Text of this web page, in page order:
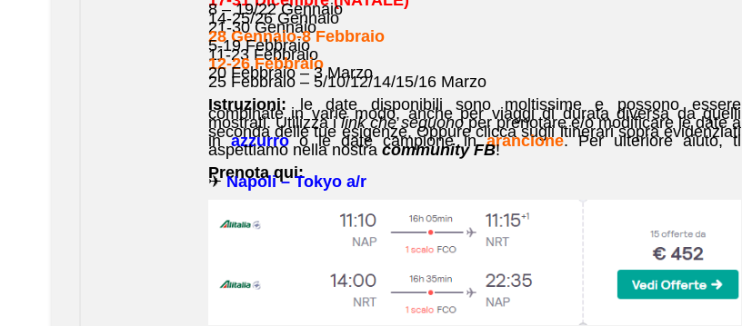
8 – 19/22 Gennaio
14-25/26 Gennaio
21-30 Gennaio
28 Gennaio-8 Febbraio
5-19 Febbraio
11-23 Febbraio
12-26 Febbraio
20 Febbraio – 3 Marzo
25 Febbraio – 5/10/12/14/15/16 Marzo
Istruzioni: le date disponibili sono moltissime e possono essere
combinate in varie modo, anche per viaggi di durata diversa da quelli
mostrati. Utilizza ilink che seguonoper prenotare e/o modificare le date a
seconda delle tue esigenze. Oppure clicca sugli itinerari sopra evidenziati
inazzurroo le date campione inarancione. Per ulteriore aiuto, ti
aspettiamo nella nostra community FB!
Prenota qui:
✈Napoli – Tokyo a/r